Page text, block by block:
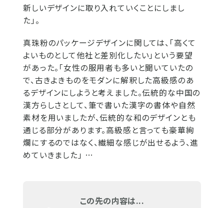
新しいデザインに取り入れていくことにしまし
た」。
真珠粉のパッケージデザインに関しては、「高くて
よいものとして他社と差別化したい」という要望
があった。「女性の服用者も多いと聞いていたの
で、古きよきものをモダンに解釈した高級感のあ
るデザインにしようと考えました。伝統的な中国の
漢方らしさとして、筆で書いた漢字の書体や自然
素材を用いましたが、伝統的な和のデザインとも
通じる部分があります。高級感と言っても豪華絢
爛にするのではなく、繊細な感じが出せるよう、進
めていきました」 …
この先の内容は...